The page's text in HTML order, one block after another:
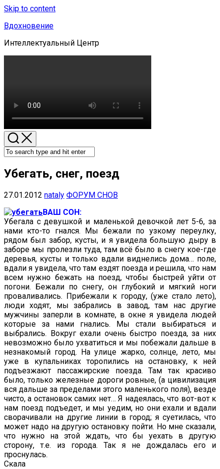
Skip to content
Вдохновение
Интеллектуальный Центр
Убегать, снег, поезд
27.01.2012 nataly ФОРУМ СНОВ
ВАШ СОН:
Убегала с девушкой и маленькой девочкой лет 5-6, за
нами кто-то гнался. Мы бежали по узкому переулку,
рядом был забор, кусты, и я увидела большую дыру в
заборе мы пролезли туда, там всё было в снегу кое-где
деревья, кусты и только вдали виднелись дома… поле,
вдали я увидела, что там ездят поезда и решила, что нам
всем нужно бежать на поезд, чтобы быстрей уйти от
погони. Бежали по снегу, он глубокий и мягкий ноги
проваливались. Прибежали к городу, (уже стало лето),
люди ходят, мы забрались в завод, там нас другие
мужчины заперли в комнате, в окне я увидела людей
которые за нами гнались. Мы стали выбираться и
выбрались. Вокруг ехали очень быстро поезда, за них
невозможно было ухватиться и мы побежали дальше в
незнакомый город. На улице жарко, солнце, лето, мы
уже в купальниках торопились на остановку, к ней
подъезжают пассажирские поезда. Там так красиво
было, только железные дороги ровные, (а цивилизация
вся дальше за пределами этого маленького поля), везде
чисто, а остановок самих нет… Я надеялась, что вот-вот к
нам поезд подъедет, и мы уедим, но они ехали и вдали
сворачивали на другие линии в город; я суетилась, что
может надо на другую остановку пойти. Но мне сказали,
что нужно на этой ждать, что бы уехать в другую
сторону, т.е. из города. Так я не дождалась его и
проснулась.
Скала